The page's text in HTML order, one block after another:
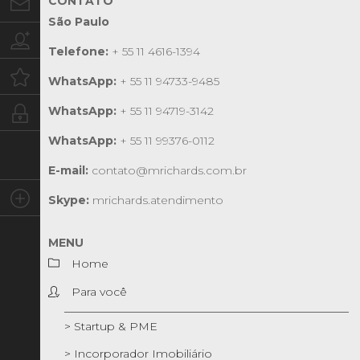
Contato
Oportunidades
Intranet
Social
São Paulo
Telefone: + 55 11 4616-1394
WhatsApp: + 55 11 94733-9485
WhatsApp: + 55 11 94719-3142
WhatsApp: + 55 11 99376-0112
E-mail: contato@mrichards.com.br
Skype: mrichards.atendimento
MENU
Home
Para você
> Startup & PME
> Incorporador Imobiliário